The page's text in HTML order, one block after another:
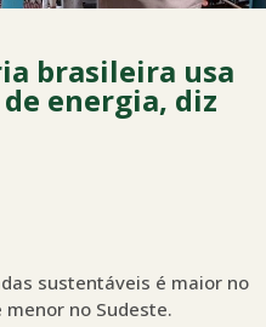
brasileira usa
energia, diz
sustentáveis é maior no
no Sudeste.